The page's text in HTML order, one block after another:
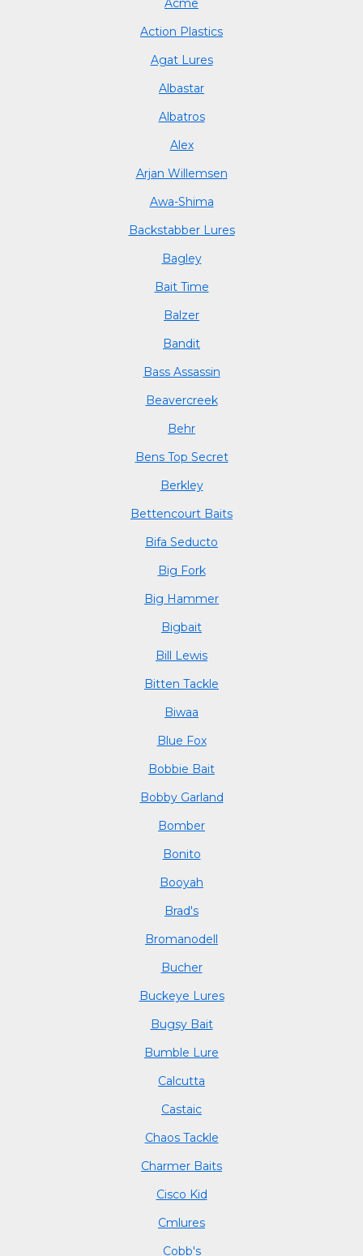
Acme
Action Plastics
Agat Lures
Albastar
Albatros
Alex
Arjan Willemsen
Awa-Shima
Backstabber Lures
Bagley
Bait Time
Balzer
Bandit
Bass Assassin
Beavercreek
Behr
Bens Top Secret
Berkley
Bettencourt Baits
Bifa Seducto
Big Fork
Big Hammer
Bigbait
Bill Lewis
Bitten Tackle
Biwaa
Blue Fox
Bobbie Bait
Bobby Garland
Bomber
Bonito
Booyah
Brad's
Bromanodell
Bucher
Buckeye Lures
Bugsy Bait
Bumble Lure
Calcutta
Castaic
Chaos Tackle
Charmer Baits
Cisco Kid
Cmlures
Cobb's